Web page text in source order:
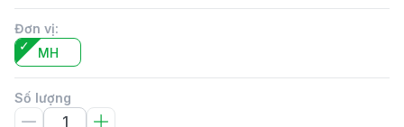
Đơn vị:
MH
Số lượng